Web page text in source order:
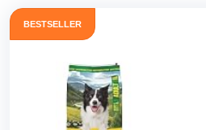
BESTSELLER